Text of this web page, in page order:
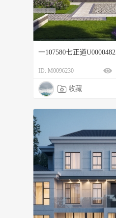
ID: M0096230
 收藏